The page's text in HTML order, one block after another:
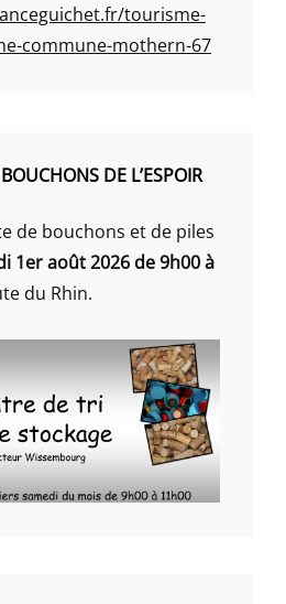
tourisme-
commune-mothern-67
DE L’ESPOIR
de bouchons et de piles
1er août 2026 de 9h00 à
du Rhin.